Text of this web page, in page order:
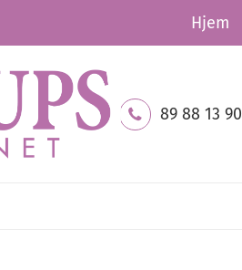
Hjem
89 88 13 90